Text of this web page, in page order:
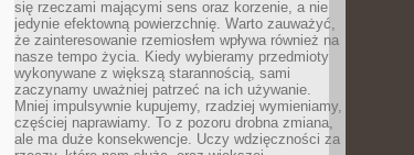
się rzeczami mającymi sens oraz korzenie, a nie
jedynie efektowną powierzchnię. Warto zauważyć,
że zainteresowanie rzemiosłem wpływa również na
nasze tempo życia. Kiedy wybieramy przedmioty
wykonywane z większą starannością, sami
zaczynamy uważniej patrzeć na ich używanie.
Mniej impulsywnie kupujemy, rzadziej wymieniamy,
częściej naprawiamy. To z pozoru drobna zmiana,
ale ma duże konsekwencje. Uczy wdzięczności za